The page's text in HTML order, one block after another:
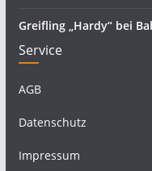
Greifling „Hardy“ bei
Service
AGB
Datenschutz
Impressum